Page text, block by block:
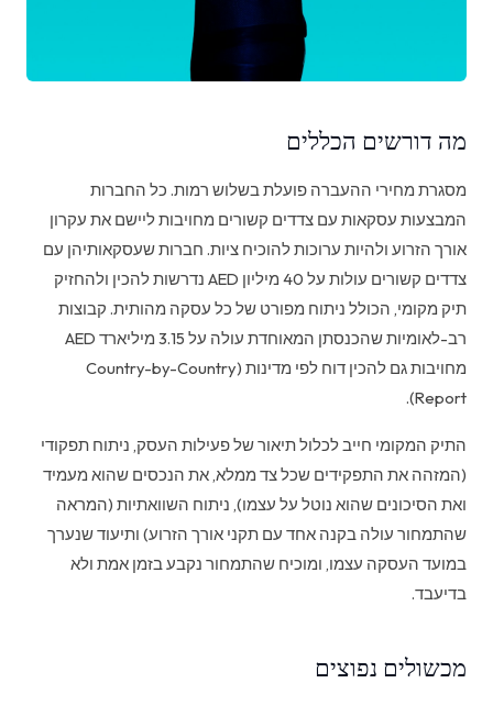
מה דורשים הכללים
מסגרת מחירי ההעברה פועלת בשלוש רמות. כל החברות
המבצעות עסקאות עם צדדים קשורים מחויבות ליישם את עקרון
אורך הזרוע ולהיות ערוכות להוכיח ציות. חברות שעסקאותיהן עם
צדדים קשורים עולות על 40 מיליון AED נדרשות להכין ולהחזיק
תיק מקומי, הכולל ניתוח מפורט של כל עסקה מהותית. קבוצות
רב-לאומיות שהכנסתן המאוחדת עולה על 3.15 מיליארד AED
מחויבות גם להכין דוח לפי מדינות (Country-by-Country
Report).
התיק המקומי חייב לכלול תיאור של פעילות העסק, ניתוח תפקודי
(המזהה את התפקידים שכל צד ממלא, את הנכסים שהוא מעמיד
ואת הסיכונים שהוא נוטל על עצמו), ניתוח השוואתיות (המראה
שהתמחור עולה בקנה אחד עם תקני אורך הזרוע) ותיעוד שנערך
במועד העסקה עצמו, ומוכיח שהתמחור נקבע בזמן אמת ולא
בדיעבד.
מכשולים נפוצים